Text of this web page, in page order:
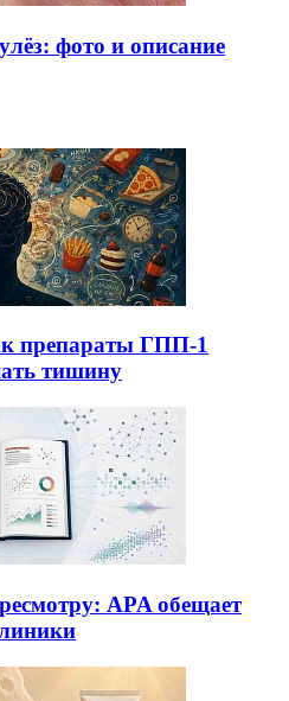
фото и описание
препараты ГПП-1
тишину
APA обещает